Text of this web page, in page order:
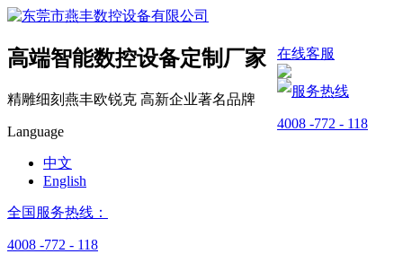
高端智能数控设备定制厂家
精雕细刻燕丰欧锐克 高新企业著名品牌
Language
中文
English
全国服务热线：
4008 -772 - 118
在线客服
服务热线
4008 -772 - 118